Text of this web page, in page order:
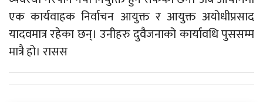
एक कार्यवाहक निर्वाचन आयुक्त र आयुक्त अयोधीप्रसाद
यादवमात्र रहेका छन्। उनीहरु दुवैजनाको कार्यावधि पुससम्म
मात्रै हो। रासस